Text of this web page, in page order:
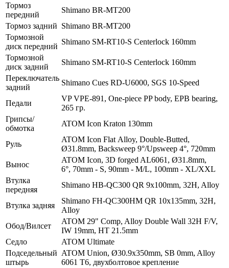
Тормоз
передний
Shimano BR-MT200
Тормоз задний Shimano BR-MT200
Тормозной
диск передний
Shimano SM-RT10-S Centerlock 160mm
Тормозной
диск задний
Shimano SM-RT10-S Centerlock 160mm
Переключатель
задний
Shimano Cues RD-U6000, SGS 10-Speed
Педали
VP VPE-891, One-piece PP body, EPB bearing,
265 гр.
Грипсы/
обмотка
ATOM Icon Kraton 130mm
Руль
ATOM Icon Flat Alloy, Double-Butted,
Ø31.8mm, Backsweep 9°/Upsweep 4°, 720mm
Вынос
ATOM Icon, 3D forged AL6061, Ø31.8mm,
6°, 70mm - S, 90mm - M/L, 100mm - XL/XXL
Втулка
передняя
Shimano HB-QC300 QR 9х100mm, 32H, Alloy
Втулка задняя
Shimano FH-QC300HM QR 10х135mm, 32H,
Alloy
Обод/Вилсет
ATOM 29" Comp, Alloy Double Wall 32H F/V,
IW 19mm, HT 21.5mm
Седло
ATOM Ultimate
Подседельный
штырь
ATOM Union, Ø30.9x350mm, SB 0mm, Alloy
6061 T6, двухболтовое креплениe